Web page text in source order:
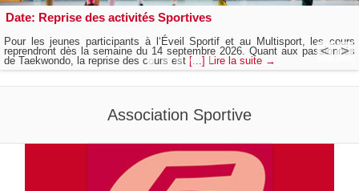
Date: Reprise des activités Sportives
Pour les jeunes participants à l‘Éveil Sportif et au Multisport, les cours
reprendront dès la semaine du 14 septembre 2026. Quant aux passionnés
de Taekwondo, la reprise des cours est [...] Lire la suite →
< >
1 2 3 4 5
Association Sportive